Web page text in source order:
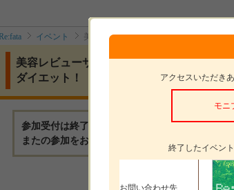
Re:fata イベント 美容レビューサイトに投稿して下さる
アクセスいただき
モニ
終了したイベン
お問い合わせ先
美容レビューサイトに投稿して下さる方募
ダイエット！
参加受付は終了いたしました。
またの参加をお待ちしております。
モニタープレゼント